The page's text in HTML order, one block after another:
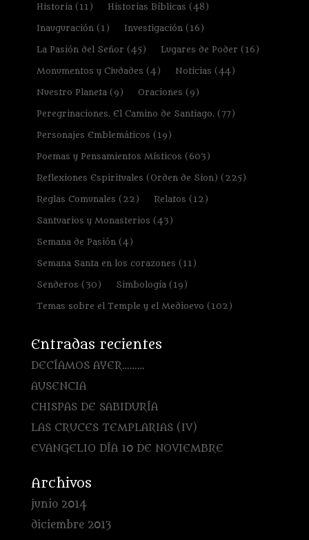
Historia(11) Historias Bíblicas (48)
Inauguración(1) Investigación(16)
La Pasión del Señor (45) Lugares de Poder (16)
Monumentos y Ciudades (4) Noticias (44)
Nuestro Planeta(9) Oraciones (9)
Peregrinaciones. El Camino de Santiago.(77)
Personajes Emblemáticos (19)
Poemas y Pensamientos Místicos (603)
Reflexiones Espirituales (Orden de Sion) (225)
Reglas Comunales (22) Relatos (12)
Santuarios y Monasterios (43)
Semana de Pasión(4)
Semana Santa en los corazones (11)
Senderos (30) Simbología(19)
Temas sobre el Temple y el Medioevo (102)
Entradas recientes
DECÍAMOS AYER………
AUSENCIA
CHISPAS DE SABIDURÍA
LAS CRUCES TEMPLARIAS (IV)
EVANGELIO DÍA 10 DE NOVIEMBRE
Archivos
junio 2014
diciembre 2013